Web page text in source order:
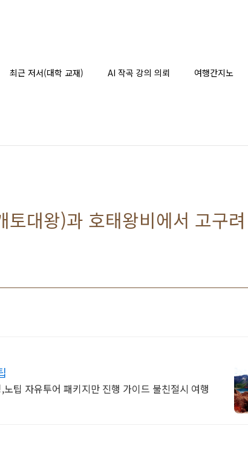
최근 저서(대학 교재) AI 작곡 강의 의뢰 여행간지노
대왕)과 호태왕비에서 고구
팁 자유투어 패키지만 진행 가이드 불친절시 여행